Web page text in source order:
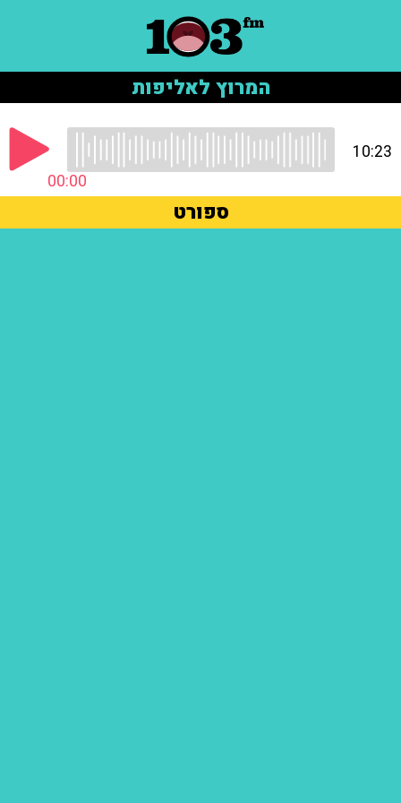
המרוץ לאליפות
00:00
10:23
ספורט